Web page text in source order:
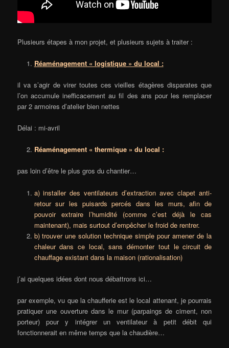
Plusieurs étapes à mon projet, et plusieurs sujets à traiter :
Réaménagement « logistique » du local :
il va s’agir de virer toutes ces vieilles étagères disparates que
l’on accumule inefficacement au fil des ans pour les remplacer
par 2 armoires d’atelier bien nettes
Délai : mi-avril
Réaménagement « thermique » du local :
pas loin d’être le plus gros du chantier…
a) installer des ventilateurs d’extraction avec clapet anti-
retour sur les puisards percés dans les murs, afin de
pouvoir extraire l’humidité (comme c’est déjà le cas
maintenant), mais surtout d’empêcher le froid de rentrer.
b) trouver une solution technique simple pour amener de la
chaleur dans ce local, sans démonter tout le circuit de
chauffage existant dans la maison (rationalisation)
j’ai quelques idées dont nous débattrons ici…
par exemple, vu que la chaufferie est le local attenant, je pourrais
pratiquer une ouverture dans le mur (parpaings de ciment, non
porteur) pour y intégrer un ventilateur à petit débit qui
fonctionnerait en même temps que la chaudière…